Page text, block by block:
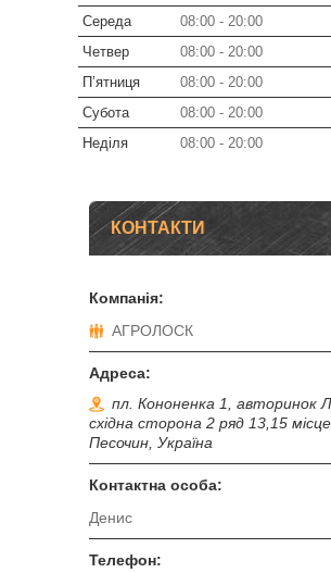
Середа
08:00
20:00
Четвер
08:00
20:00
Пʼятниця
08:00
20:00
Субота
08:00
20:00
Неділя
08:00 20:00
КОНТАКТИ
АГРОЛОСК
пл. Кононенка 1, авторинок
східна сторона 2 ряд 13,15 місце,
Песочин, Україна
Денис